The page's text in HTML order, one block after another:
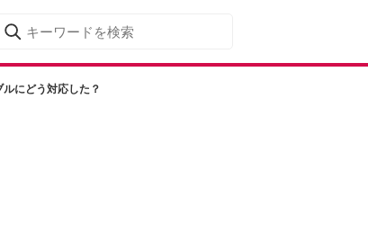
にどう対応した？